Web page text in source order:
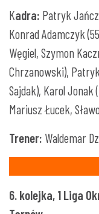
Kadra: Patryk
Konrad Adamczyk
Węgiel, Szymon
Chrzanowski),
Sajdak), Karol Jonak
Mariusz Łucek,
Trener: Waldemar
6. kolejka, 1 Liga